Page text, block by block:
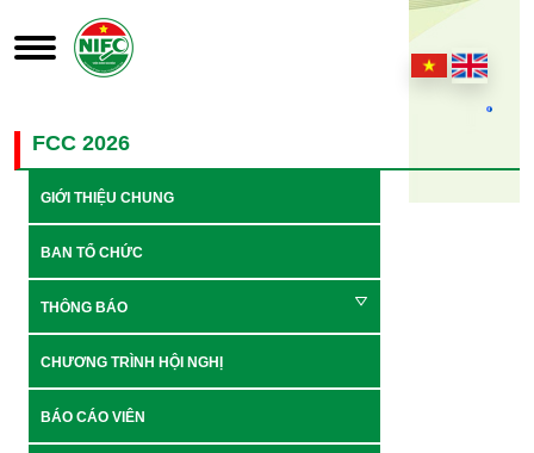
FCC 2026
GIỚI THIỆU CHUNG
BAN TỔ CHỨC
THÔNG BÁO
CHƯƠNG TRÌNH HỘI NGHỊ
BÁO CÁO VIÊN